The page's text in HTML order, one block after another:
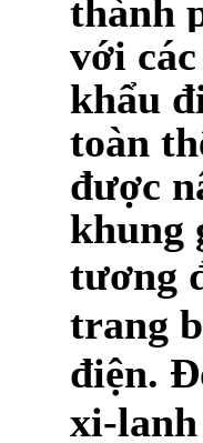
thành
với
khẩu
toàn
được
khung
tương
trang
điện.
xi-